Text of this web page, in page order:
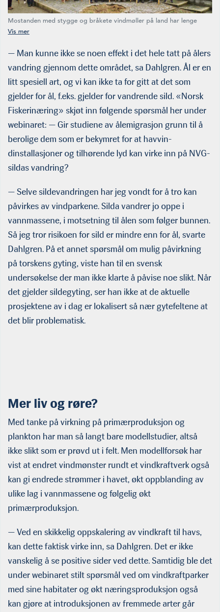
Mostanden med stygge og bråkete vindmøller på land har lenge
vært sterk. Mange protesterer svært høylydt og med veldig sinne.
det sistnevnte slaget utenfor Rådhuset i Haugesund i sommer.
— Man kunne ikke se noen effekt i det hele tatt på ålers
van­dring gjennom dette området, sa Dahlgren. Ål er en
litt spesiell art, og vi kan ikke ta for gitt at det som
gjelder for ål, f.eks. gjelder for vandrende sild. «Norsk
Fiskerinæring» skjøt inn følgende spørsmål her under
webinaret: — Gir studiene av ålemi­grasjon grunn til å
berolige dem som er bekymret for at havvin­
dinstallasjoner og tilhørende lyd kan virke inn på NVG-
sildas vandring?
— Selve sildevandringen har jeg vondt for å tro kan
påvirkes av vindparkene. Silda vandrer jo oppe i
vannmassene, i motsetning til ålen som følger bunnen.
Så jeg tror risikoen for sild er mindre enn for ål, svarte
Dahlgren. På et annet spørsmål om mulig påvirkning
på torskens gyting, viste han til en svensk
undersøkelse der man ikke klarte å påvise noe slikt. Når
det gjelder sildegyting, ser han ikke at de aktuelle
prosjektene av i dag er lokalisert så nær gytefeltene at
det blir problematisk.
Mer liv og røre?
Med tanke på virkning på primærproduksjon og
plankton har man så langt bare modellstudier, altså
ikke slikt som er prøvd ut i felt. Men modellforsøk har
vist at endret vindmønster rundt et vindkraftverk også
kan gi endrede strømmer i havet, økt oppbland­ing av
ulike lag i vannmassene og følgelig økt
primærproduksjon.
— Ved en skikkelig oppskalering av vindkraft til havs,
kan dette faktisk virke inn, sa Dahlgren. Det er ikke
vanskelig å se posi­tive sider ved dette. Samtidig ble det
under webinaret stilt spørsmål ved om vindkraftparker
med sine habitater og økt nær­ingsproduksjon også
kan gjøre at introduksjonen av fremmede arter går